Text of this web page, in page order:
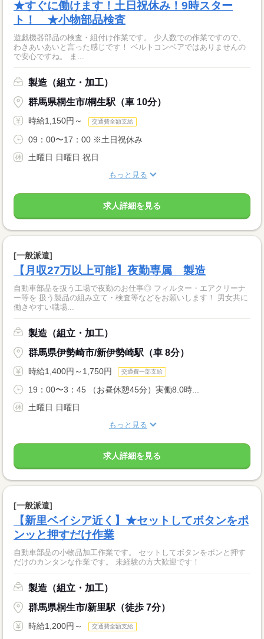
★すぐに働けます！土日祝休み！9時スター
ト！ ★小物部品検査
遊戯機器部品の検査・組付け作業です。 少人数での作業ですので、
わきあいあいと言った感じです！ ベルトコンベアではありませんの
で安心ですね。 ま...
製造（組立・加工）
群馬県桐生市/桐生駅（車 10分）
時給1,150円～ 交通費全額支給
09：00〜17：00 ※土日祝休み
土曜日 日曜日 祝日
もっと見る
求人詳細を見る
[一般派遣]
【月収27万以上可能】夜勤専属 製造
自動車部品を扱う工場で夜勤のお仕事◎ フィルター・エアクリーナ
ー等を 扱う製品の組み立て・検査等などをお願いします！ 男女共に
働きやすい職場...
製造（組立・加工）
群馬県伊勢崎市/新伊勢崎駅（車 8分）
時給1,400円～1,750円 交通費一部支給
19：00〜3：45 （お昼休憩45分）実働8.0時...
土曜日 日曜日
もっと見る
求人詳細を見る
[一般派遣]
【新里ベイシア近く】★セットしてボタンをポ
ンッと押すだけ作業
自動車部品の小物品加工作業です。 セットしてボタンをポンと押す
だけのカンタンな作業です。 未経験の方大歓迎です！
製造（組立・加工）
群馬県桐生市/新里駅（徒歩 7分）
時給1,200円～ 交通費全額支給